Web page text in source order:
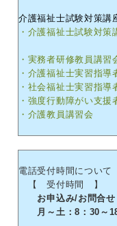
介護福祉士試験対策講
・介護福祉士試験対策
・実務者研修教員講習
・介護福祉士実習指導
・社会福祉士実習指導
・強度行動障がい支援
・介護教員講習会
電話受付時間について
【 受付時間 】
お申込み/お問合
月～土：8：30～